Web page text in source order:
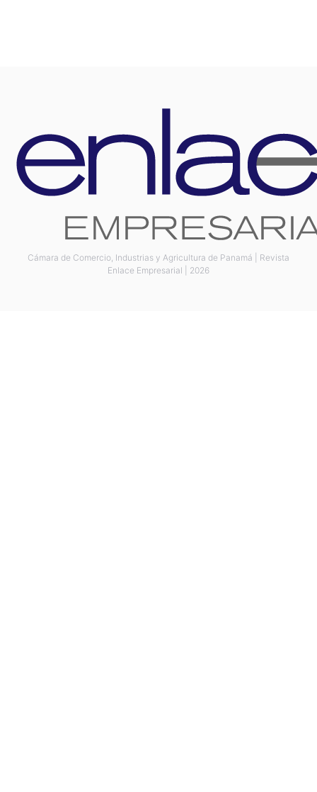
Cámara de Comercio, Industrias y Agricultura de Panamá | Revista
Enlace Empresarial | 2026